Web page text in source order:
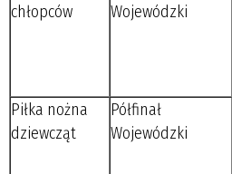
chłopców
Wojewódzki
Piłka nożna
dziewcząt
Półfinał
Wojewódzki